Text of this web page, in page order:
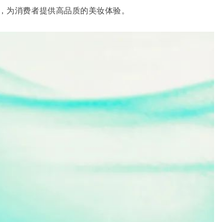
消费者提供高品质的美妆体验。